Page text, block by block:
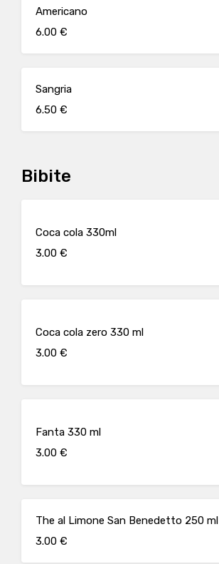
Americano
6.00 €
Sangria
6.50 €
Bibite
Coca cola 330ml
3.00 €
Coca cola zero 330 ml
3.00 €
Fanta 330 ml
3.00 €
The al Limone San Benedetto 250 ml
3.00 €